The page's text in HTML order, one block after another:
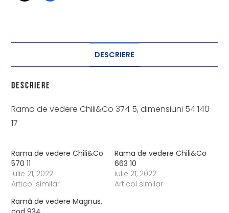
DESCRIERE
Descriere
Rama de vedere Chili&Co 374 5, dimensiuni 54 140
17
Rama de vedere Chili&Co
570 11
iulie 21, 2022
Articol similar
Rama de vedere Chili&Co
663 10
iulie 21, 2022
Articol similar
Ramă de vedere Magnus,